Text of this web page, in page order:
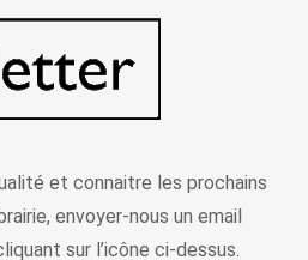
et connaitre les prochains
envoyer-nous un email
sur l’icône ci-dessus.